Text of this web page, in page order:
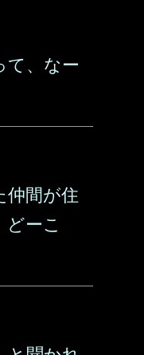
て、なー
仲間が住
どーこ